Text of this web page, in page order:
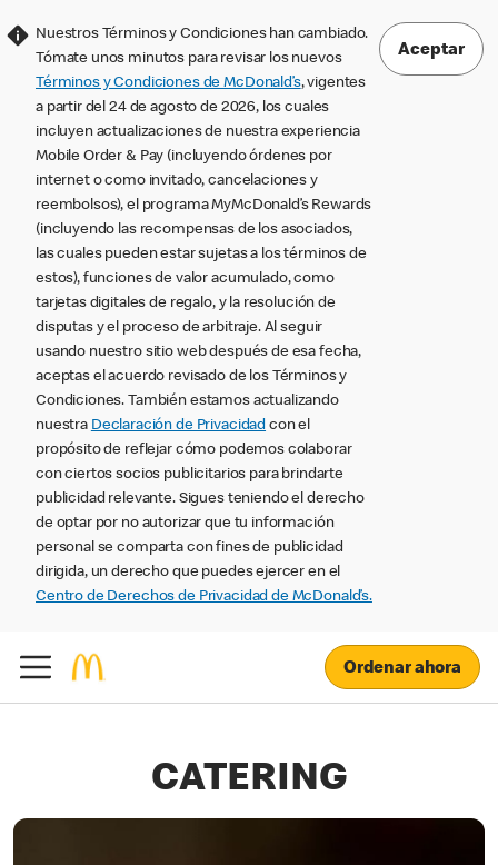
Nuestros Términos y Condiciones han cambiado.
Tómate unos minutos para revisar los nuevos
Términos y Condiciones de McDonald’s, vigentes
a partir del 24 de agosto de 2026, los cuales
incluyen actualizaciones de nuestra experiencia
Mobile Order & Pay (incluyendo órdenes por
internet o como invitado, cancelaciones y
reembolsos), el programa MyMcDonald’s Rewards
(incluyendo las recompensas de los asociados,
las cuales pueden estar sujetas a los términos de
estos), funciones de valor acumulado, como
tarjetas digitales de regalo, y la resolución de
disputas y el proceso de arbitraje. Al seguir
usando nuestro sitio web después de esa fecha,
aceptas el acuerdo revisado de los Términos y
Condiciones. También estamos actualizando
nuestra Declaración de Privacidad con el
propósito de reflejar cómo podemos colaborar
con ciertos socios publicitarios para brindarte
publicidad relevante. Sigues teniendo el derecho
de optar por no autorizar que tu información
personal se comparta con fines de publicidad
dirigida, un derecho que puedes ejercer en el
Centro de Derechos de Privacidad de McDonald’s.
Aceptar
Ordenar ahora
CATERING